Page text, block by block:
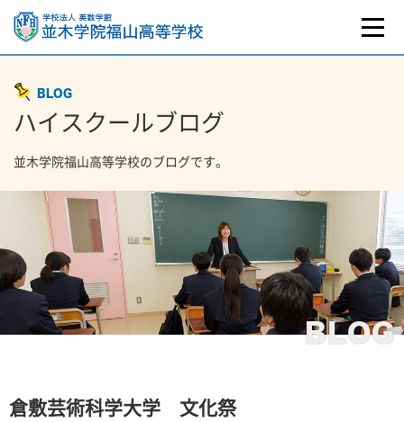
BLOG
BLOG
ハイスクールブログ
並木学院福山高等学校のブログです。
倉敷芸術科学大学 文化祭